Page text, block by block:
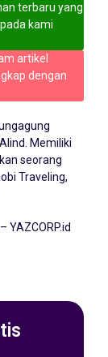
terbaru yang
kami
artikel
dengan
Memiliki
seorang
Traveling,
YAZCORP.id